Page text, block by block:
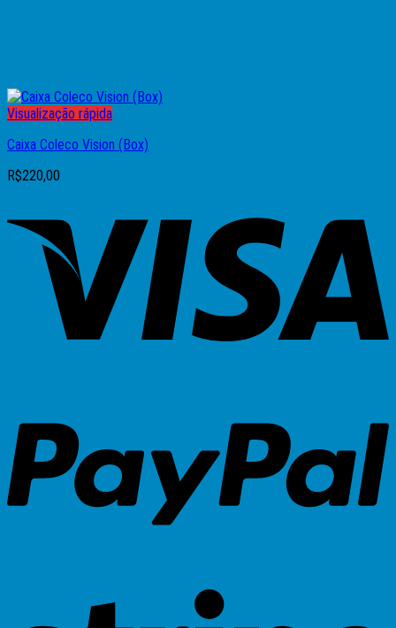
Visualização rápida
Caixa Coleco Vision (Box)
R$220,00